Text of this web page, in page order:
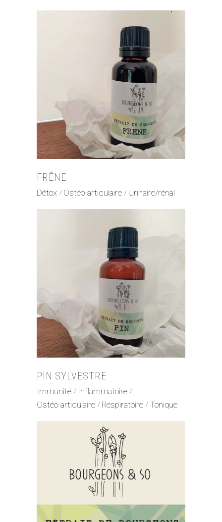
FRÊNE
Détox Ostéo-articulaire Urinaire/rénal
PIN SYLVESTRE
Immunité
Inflammatoire
Ostéo-articulaire
Respiratoire Tonique